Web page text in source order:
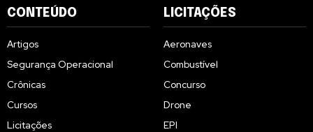
CONTEÚDO
Artigos
Segurança Operacional
Crônicas
Cursos
Licitações
LICITAÇÕES
Aeronaves
Combustível
Concurso
Drone
EPI